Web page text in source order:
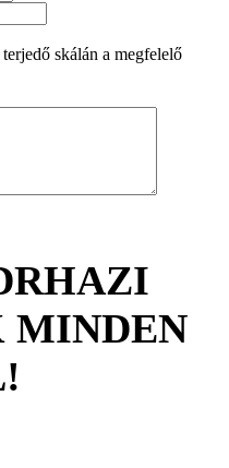
skálán a megfelelő
MINDEN